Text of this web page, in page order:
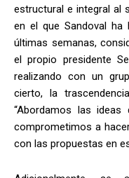
estructural e integral al
en el que Sandoval ha
últimas semanas,
el propio presidente
realizando con un
cierto, la
“Abordamos las
comprometimos a
con las propuestas en